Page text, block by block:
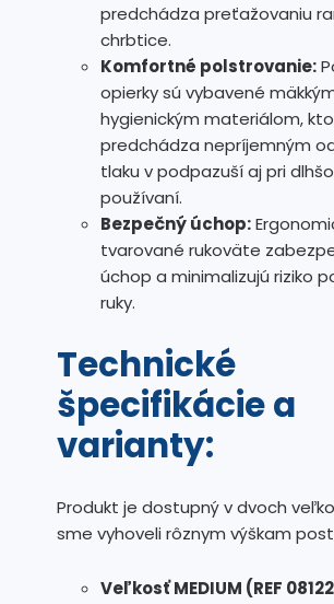
predchádza preťažovaniu
chrbtice.
Komfortné polstrovanie:
opierky sú vybavené
hygienickým materiálom,
predchádza nepríjemným
tlaku v podpazuší aj pri
používaní.
Bezpečný úchop:
tvarované rukoväte
úchop a minimalizujú riziko
ruky.
Technické
špecifikácie a
varianty:
Produkt je dostupný v dvoch
sme vyhoveli rôznym výškam
Veľkosť MEDIUM (REF